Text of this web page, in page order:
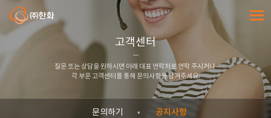
㈜한화 전체
고객센터
질문 또는 상담을 원하시면 아래 대표 연락처로 연락 주시거나
각 부문 고객센터를 통해 문의사항을 남겨주세요.
문의하기 공지사항